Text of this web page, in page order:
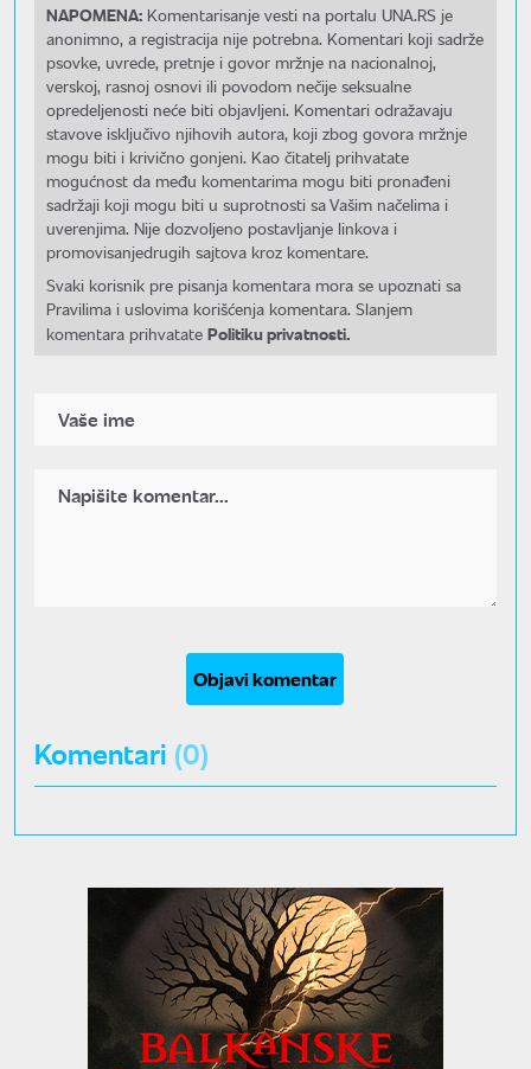
NAPOMENA: Komentarisanje vesti na portalu UNA.RS je
anonimno, a registracija nije potrebna. Komentari koji sadrže
psovke, uvrede, pretnje i govor mržnje na nacionalnoj,
verskoj, rasnoj osnovi ili povodom nečije seksualne
opredeljenosti neće biti objavljeni. Komentari odražavaju
stavove isključivo njihovih autora, koji zbog govora mržnje
mogu biti i krivično gonjeni. Kao čitatelj prihvatate
mogućnost da među komentarima mogu biti pronađeni
sadržaji koji mogu biti u suprotnosti sa Vašim načelima i
uverenjima. Nije dozvoljeno postavljanje linkova i
promovisanjedrugih sajtova kroz komentare.
Svaki korisnik pre pisanja komentara mora se upoznati sa
Pravilima i uslovima korišćenja komentara. Slanjem
komentara prihvatate Politiku privatnosti.
Objavi komentar
Komentari (0)